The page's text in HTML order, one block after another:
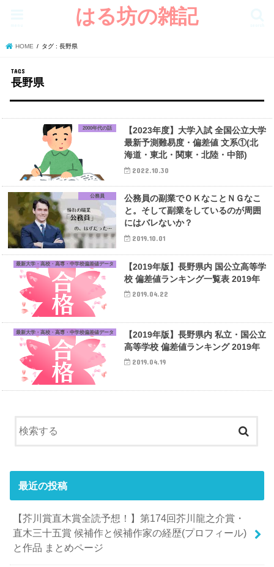
はる坊の雑記
HOME タグ : 長野県
長野県
2000年代の話
【2023年度】大学入試 全国公立大学
最新予測難易度・偏差値 文系①(北
海道・東北・関東・北陸・中部)
2022.10.30
公務員
公務員の副業でＯＫなことＮＧなこ
と。そして副業をしているのが周囲
にはバレないか？
2019.10.01
最新大学・高校・高専・中学校偏差値データ
【2019年版】長野県内 国公立高等学
校 偏差値ランキング一覧表 2019年
2019.04.22
最新大学・高校・高専・中学校偏差値データ
【2019年版】長野県内 私立・国公立
高等学校 偏差値ランキング 2019年
2019.04.19
最近の投稿
【芥川賞直木賞全読予想！】第174回芥川龍之介賞・
直木三十五賞 候補作と候補作家の経歴(プロフィール)
と作品 まとめページ